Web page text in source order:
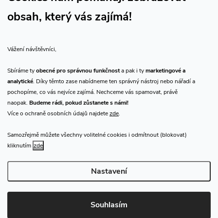
obsah, který vás zajímá!
Vážení návštěvníci,
Sbíráme tyobecné pro správnou funkčnosta pak i tymarketingové a
analytické. Díky těmto zase nabídneme ten správný nástroj nebo nářadí a
pochopíme, co vás nejvíce zajímá. Nechceme vás spamovat, právě
naopak. Budeme rádi, pokud zůstanete s námi!
Více o ochraně osobních údajů najdetezde.
Samozřejmě můžete všechny volitelné cookies i odmítnout (blokovat)
kliknutím zde
Nastavení
Souhlasím
Přijímáme online platby
Copyright 2026CHN.cz. Všechna práva vyhrazena.Upravit nastavení
cookies